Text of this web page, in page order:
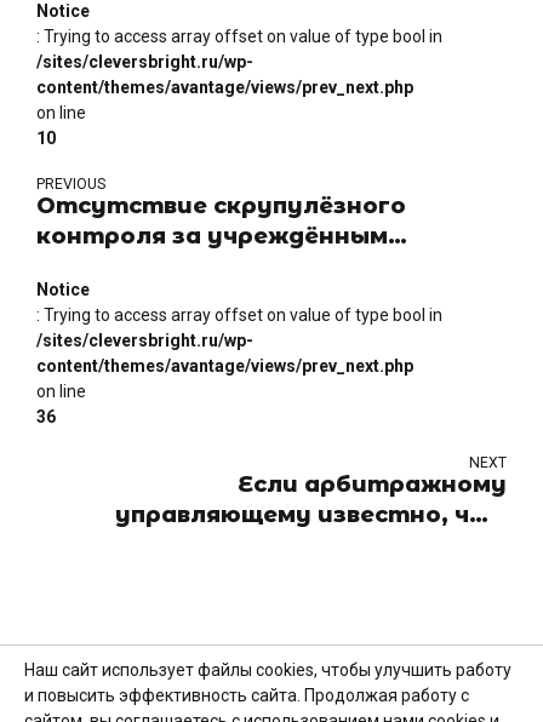
Notice
: Trying to access array offset on value of type bool in
/sites/cleversbright.ru/wp-
content/themes/avantage/views/prev_next.php
on line
10
PREVIOUS
Отсутствие скрупулёзного
контроля за учреждённым
тому, что пришлось возвращать
похищенные доли в уставном
капитале
Notice
: Trying to access array offset on value of type bool in
/sites/cleversbright.ru/wp-
content/themes/avantage/views/prev_next.php
on line
36
NEXT
Если арбитражному
управляющему известно, что
именно от последнего
руководителя
ООО "Клэверс Брайт Консалтинг"
Наш сайт использует файлы cookies, чтобы улучшить работу
и повысить эффективность сайта. Продолжая работу с